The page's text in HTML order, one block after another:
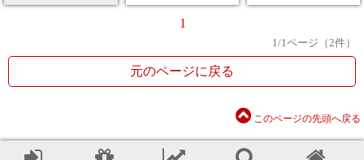
1
1/1ページ（2件）
元のページに戻る
このページの先頭へ戻る